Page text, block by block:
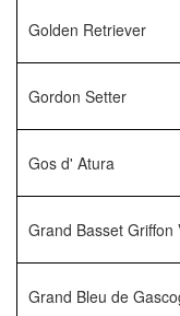
Golden Retriever
Gordon Setter
Gos d' Atura
Grand Basset Griffon
Grand Bleu de